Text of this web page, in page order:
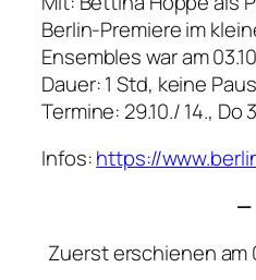
Berlin-Premiere im
Ensembles war am
Dauer: 1 Std, keine
Termine: 29.10./ 14., Do
Infos:https://
—
Zuerst erschienen am